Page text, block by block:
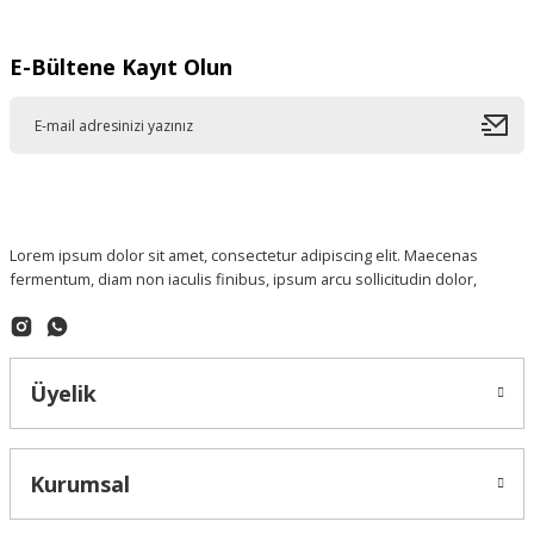
E-Bültene Kayıt Olun
Lorem ipsum dolor sit amet, consectetur adipiscing elit. Maecenas
fermentum, diam non iaculis finibus, ipsum arcu sollicitudin dolor,
Üyelik
Kurumsal